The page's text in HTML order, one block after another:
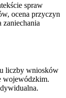
spraw
ocena przyczyn
zaniechania
liczby wniosków
wojewódzkim.